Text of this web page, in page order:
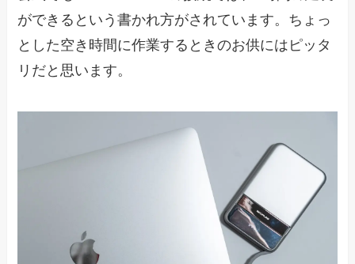
ができるという書かれ方がされています。ちょっ
とした空き時間に作業するときのお供にはピッタ
リだと思います。